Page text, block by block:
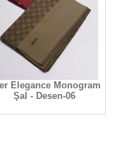
Elegance Monogram
Şal - Desen-06